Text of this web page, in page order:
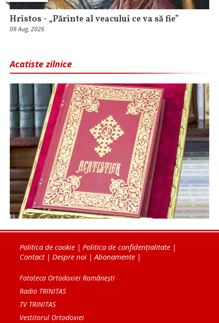
Hristos - „Părinte al veacului ce va să fie”
09 Aug, 2026
Acatiste zilnice
Politica de cookie | Politica de confidențialitate |
Contact| Despre noi | Abonamente |
Fototeca Ortodoxiei Românești
Radio TRINITAS
TV TRINITAS
Vestitorul Ortodoxiei